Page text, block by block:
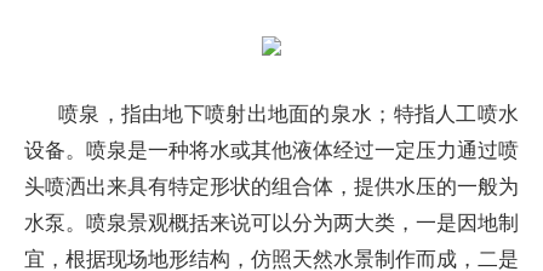
喷泉，指由地下喷射出地面的泉水；特指人工喷水
设备。喷泉是一种将水或其他液体经过一定压力通过喷
头喷洒出来具有特定形状的组合体，提供水压的一般为
水泵。喷泉景观概括来说可以分为两大类，一是因地制
宜，根据现场地形结构，仿照天然水景制作而成，二是